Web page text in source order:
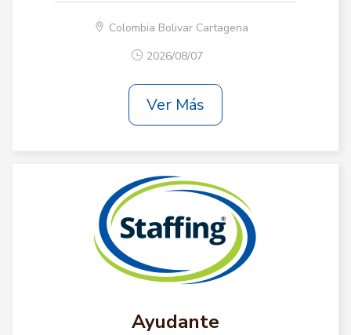
Colombia Bolivar Cartagena
2026/08/07
Ver Más
Ayudante